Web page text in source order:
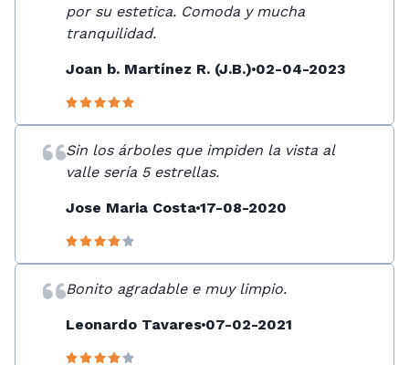
por su estetica. Comoda y mucha
tranquilidad.
Joan b. Martínez R. (J.B.) 02-04-2023
Sin los árboles que impiden la vista al
valle sería 5 estrellas.
Jose Maria Costa 17-08-2020
Bonito agradable e muy limpio.
Leonardo Tavares 07-02-2021